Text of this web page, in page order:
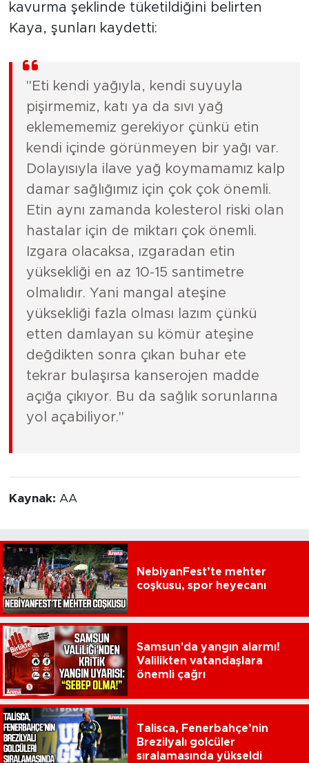
kavurma şeklinde tüketildiğini belirten
Kaya, şunları kaydetti:
"Eti kendi yağıyla, kendi suyuyla
pişirmemiz, katı ya da sıvı yağ
eklemememiz gerekiyor çünkü etin
kendi içinde görünmeyen bir yağı var.
Dolayısıyla ilave yağ koymamamız kalp
damar sağlığımız için çok çok önemli.
Etin aynı zamanda kolesterol riski olan
hastalar için de miktarı çok önemli.
Izgara olacaksa, ızgaradan etin
yüksekliği en az 10-15 santimetre
olmalıdır. Yani mangal ateşine
yüksekliği fazla olması lazım çünkü
etten damlayan su kömür ateşine
değdikten sonra çıkan buhar ete
tekrar bulaşırsa kanserojen madde
açığa çıkıyor. Bu da sağlık sorunlarına
yol açabiliyor."
Kaynak: AA
NebiyanFest’te mehter
coşkusu, spor heyecanı
Samsun'da yangın alarmı!
Valilikten vatandaşlara
önemli çağrı
Talisca, Fenerbahçe’nin
Brezilyalı golcüler
sıralamasında yükseldi